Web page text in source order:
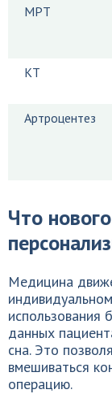
МРТ
КТ
Артроцентез
Что
Медицина
использования
данных
сна. Это
вмешиваться
операцию.